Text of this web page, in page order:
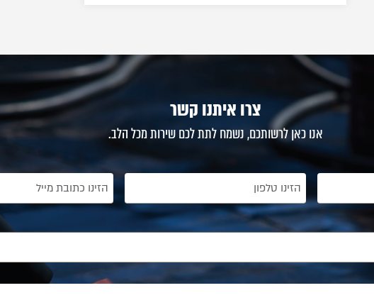
צרו איתנו קשר
אנו כאן לרשותכם, נשמח לתת לכם שירות מכל הלב.